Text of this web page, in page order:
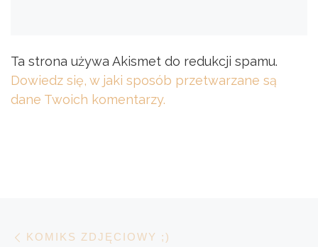
Ta strona używa Akismet do redukcji spamu.
Dowiedz się, w jaki sposób przetwarzane są
dane Twoich komentarzy.
Nawigacja wpisu
KOMIKS ZDJĘCIOWY ;)